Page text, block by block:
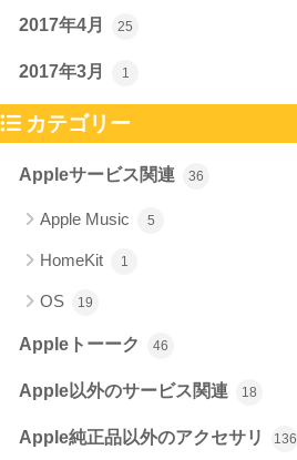
2017年4月 25
2017年3月 1
カテゴリー
Appleサービス関連 36
Apple Music 5
HomeKit 1
OS 19
Appleトーーク 46
Apple以外のサービス関連 18
Apple純正品以外のアクセサリ 136